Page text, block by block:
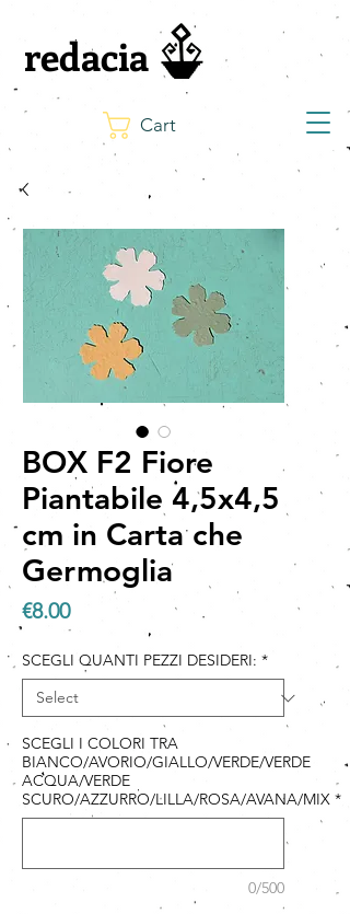
Cart
redacia
BOX F2 Fiore
Piantabile 4,5x4,5
cm in Carta che
Germoglia
€8.00Price
SCEGLI QUANTI PEZZI DESIDERI: *
SCEGLI I COLORI TRA
BIANCO/AVORIO/GIALLO/VERDE/VERDE
ACQUA/VERDE
SCURO/AZZURRO/LILLA/ROSA/AVANA/MIX *
0/500